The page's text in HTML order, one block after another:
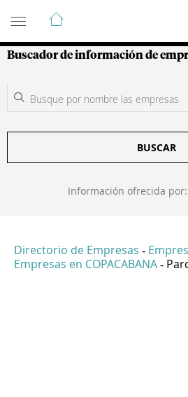
Guía de Empresas
Buscador de información de
BUSCAR
Información ofrecida por:
Directorio de Empresas -
Empresas en COPACABANA -